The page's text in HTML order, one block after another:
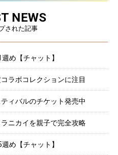
NEWS
された記事
め【チャット】
ラボコレクションに注目
ィバルのチケット発売中
ニカイを親子で完全攻略
め【チャット】